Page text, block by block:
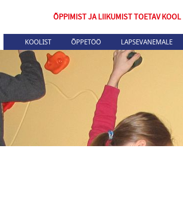
ÕPPIMIST JA LIIKUMIST TOETAV KOOL
KOOLIST ÕPPETÖÖ LAPSEVANEMALE